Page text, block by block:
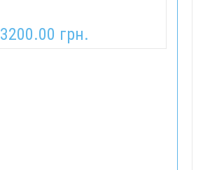
3200.00 грн.